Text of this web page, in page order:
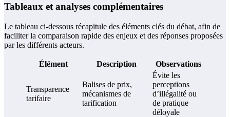
Tableaux et analyses complémentaires
Le tableau ci-dessous récapitule des éléments clés du débat, afin de
faciliter la comparaison rapide des enjeux et des réponses proposées
par les différents acteurs.
Élément Description Observations
Transparence
tarifaire
Balises de prix,
mécanismes de
tarification
Évite les
perceptions
d’illégalité ou
de pratique
déloyale